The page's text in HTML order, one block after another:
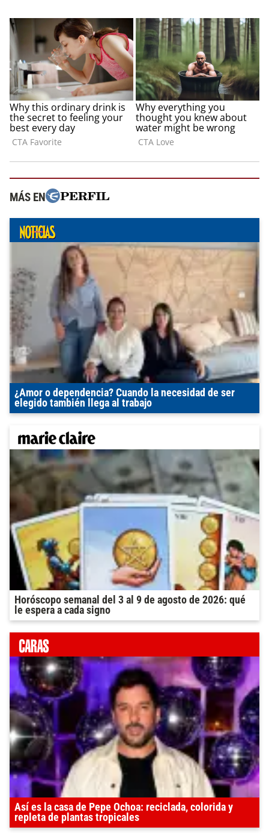
MÁS EN
¿Amor o dependencia? Cuando la necesidad de ser
elegido también llega al trabajo
Horóscopo semanal del 3 al 9 de agosto de 2026: qué
le espera a cada signo
Así es la casa de Pepe Ochoa: reciclada, colorida y
repleta de plantas tropicales